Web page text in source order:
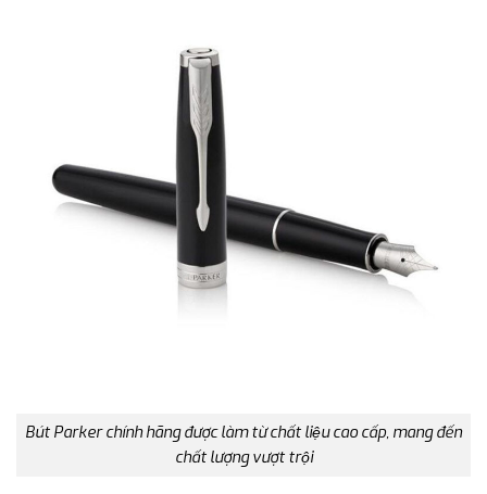
Bút Parker chính hãng được làm từ chất liệu cao cấp, mang đến
chất lượng vượt trội